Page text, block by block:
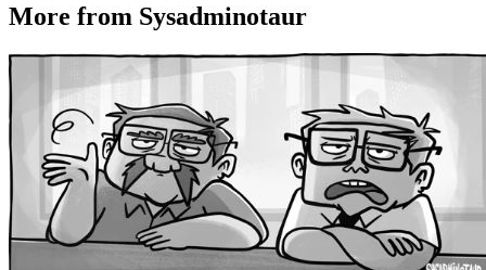
More from Sysadminotaur